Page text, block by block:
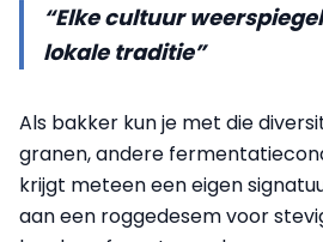
“Elke cultuur
lokale traditie”
Als bakker kun je met die
granen, andere
krijgt meteen een eigen
aan een roggedesem voor